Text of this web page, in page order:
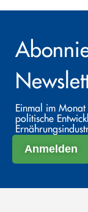
Einmal im
politische
Anmelden